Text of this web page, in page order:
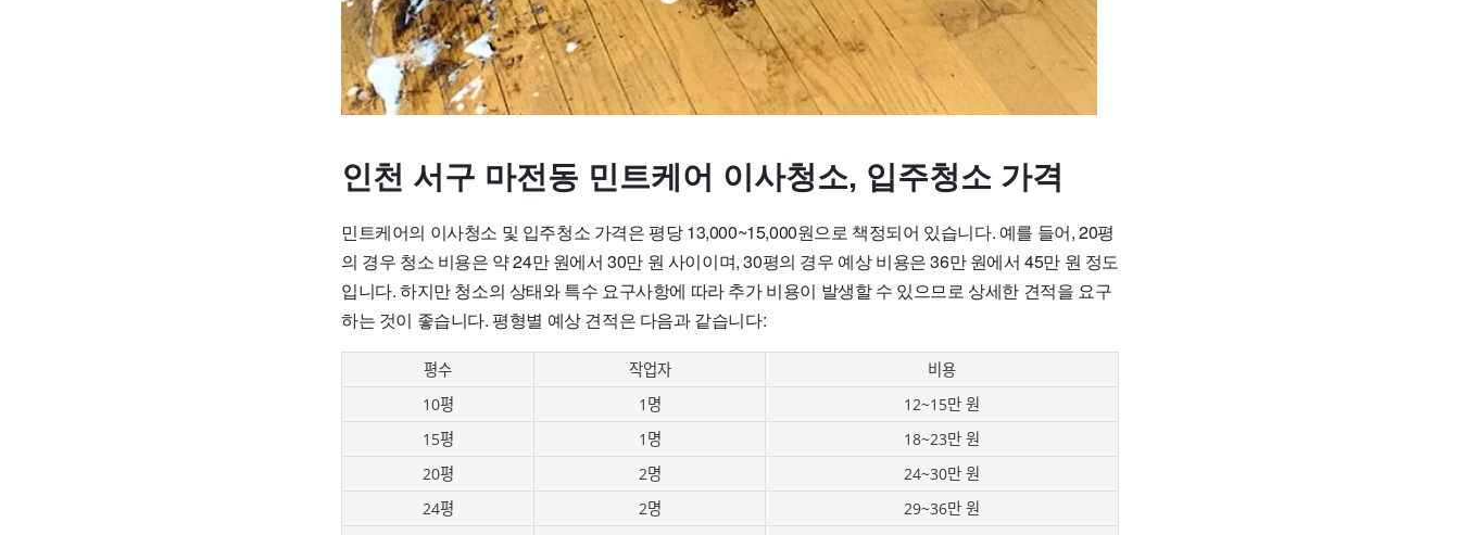
인천 서구 마전동 민트케어 이사청소, 입주청소 가격
민트케어의 이사청소 및 입주청소 가격은 평당 13,000~15,000원으로 책정되어 있습니다. 예를 들어, 20평
의 경우 청소 비용은 약 24만 원에서 30만 원 사이이며, 30평의 경우 예상 비용은 36만 원에서 45만 원 정도
입니다. 하지만 청소의 상태와 특수 요구사항에 따라 추가 비용이 발생할 수 있으므로 상세한 견적을 요구
하는 것이 좋습니다. 평형별 예상 견적은 다음과 같습니다:
평수 작업자
비용
10평
1명
12~15만 원
15평
1명
18~23만 원
20평
2명
24~30만 원
24평
2명
29~36만 원